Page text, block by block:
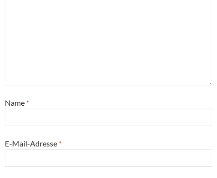
Name *
E-Mail-Adresse *